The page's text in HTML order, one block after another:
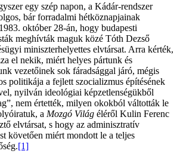
egy szép napon, a Kádár-rendszer
bár forradalmi hétköznapjainak
október 28-án, hogy budapesti
meghívták maguk közé Tóth Dezső
miniszterhelyettes elvtársat. Arra kérték,
el nekik, miért helyes pártunk és
vezetőinek sok fáradsággal járó, mégis
politikája a fejlett szocializmus építésének
nyilván ideológiai képzetlenségükből
nem értették, milyen okokból váltották le
a Mozgó Világ éléről Kulin Ferenc
elvtársat, s hogy az adminisztratív
követően miért mondott le a teljes
[1]